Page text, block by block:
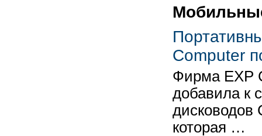
Computer
Фирма EXP
добавила к
дисководов
которая …